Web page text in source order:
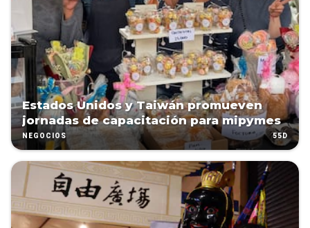
Estados Unidos y Taiwán promueven
jornadas de capacitación para mipymes
NEGOCIOS 55D